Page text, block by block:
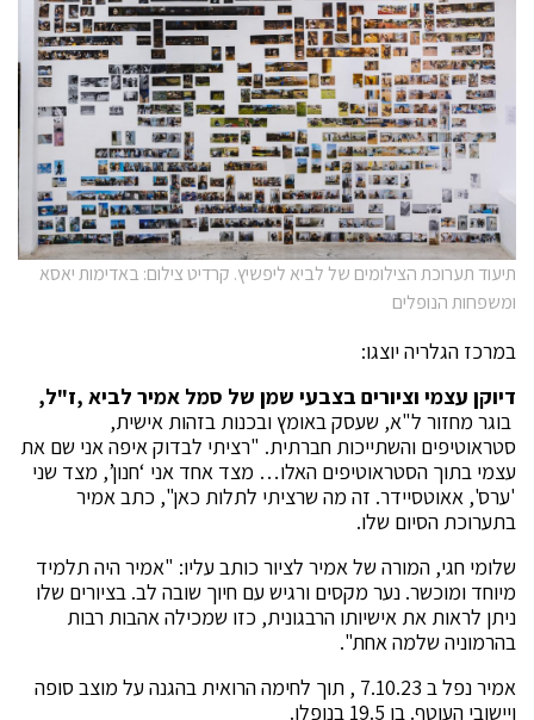
תיעוד תערוכת הצילומים של לביא ליפשיץ. קרדיט צילום: באדימות יאסא
ומשפחות הנופלים
במרכז הגלריה יוצגו:
דיוקן עצמי וציורים בצבעי שמן של סמל אמיר לביא ,ז"ל,
בוגר מחזור ל"א, שעסק באומץ ובכנות בזהות אישית,
סטראוטיפים והשתייכות חברתית. "רציתי לבדוק איפה אני שם את
עצמי בתוך הסטראוטיפים האלו… מצד אחד אני ‘חנון’, מצד שני
'ערס', אאוטסיידר. זה מה שרציתי לתלות כאן", כתב אמיר
בתערוכת הסיום שלו.
שלומי חגי, המורה של אמיר לציור כותב עליו: "אמיר היה תלמיד
מיוחד ומוכשר. נער מקסים ורגיש עם חיוך שובה לב. בציורים שלו
ניתן לראות את אישיותו הרבגונית, כזו שמכילה אהבות רבות
בהרמוניה שלמה אחת".
אמיר נפל ב 7.10.23 , תוך לחימה הרואית בהגנה על מוצב סופה
ויישובי העוטף. בן 19.5 בנופלו.